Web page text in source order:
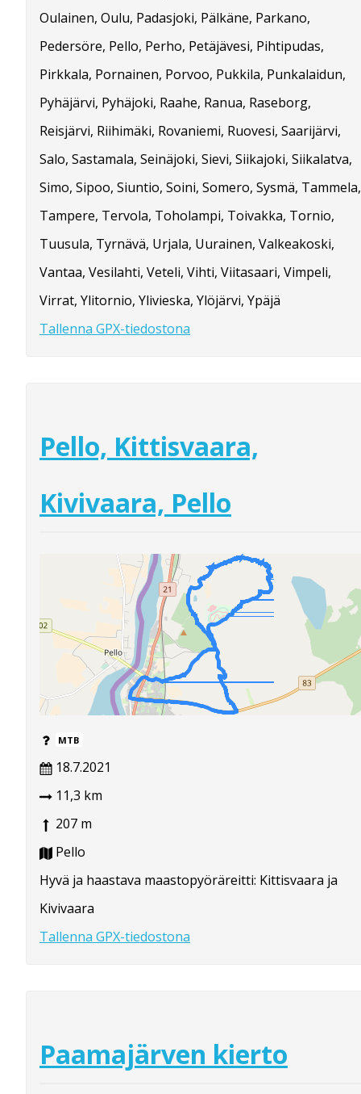
Oulainen, Oulu, Padasjoki, Pälkäne, Parkano,
Pedersöre, Pello, Perho, Petäjävesi, Pihtipudas,
Pirkkala, Pornainen, Porvoo, Pukkila, Punkalaidun,
Pyhäjärvi, Pyhäjoki, Raahe, Ranua, Raseborg,
Reisjärvi, Riihimäki, Rovaniemi, Ruovesi, Saarijärvi,
Salo, Sastamala, Seinäjoki, Sievi, Siikajoki, Siikalatva,
Simo, Sipoo, Siuntio, Soini, Somero, Sysmä, Tammela,
Tampere, Tervola, Toholampi, Toivakka, Tornio,
Tuusula, Tyrnävä, Urjala, Uurainen, Valkeakoski,
Vantaa, Vesilahti, Veteli, Vihti, Viitasaari, Vimpeli,
Virrat, Ylitornio, Ylivieska, Ylöjärvi, Ypäjä
Tallenna GPX-tiedostona
Pello, Kittisvaara,
Kivivaara, Pello
MTB
18.7.2021
11,3 km
207 m
Pello
Hyvä ja haastava maastopyöräreitti: Kittisvaara ja
Kivivaara
Tallenna GPX-tiedostona
Paamajärven kierto